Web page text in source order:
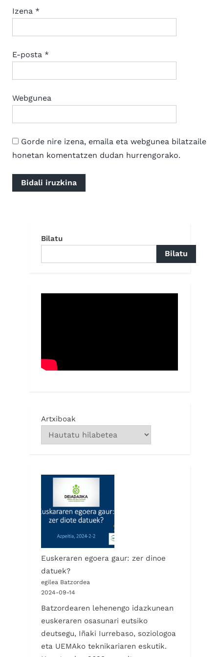
Izena *
E-posta *
Webgunea
Gorde nire izena, emaila eta webgunea bilatzaile
honetan komentatzen dudan hurrengorako.
Bilatu
Bilatu
Artxiboak
Euskeraren egoera gaur: zer dinoe
datuek?
egilea Batzordea
2024-09-14
Batzordearen lehenengo idazkunean
euskeraren osasunari eutsiko
deutsegu, Iñaki Iurrebaso, soziologoa
eta UEMAko teknikariaren eskutik.